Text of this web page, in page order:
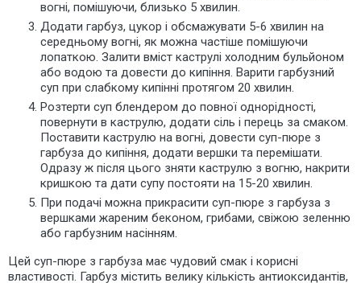
вогні, помішуючи, близько 5 хвилин.
Додати гарбуз, цукор і обсмажувати 5-6 хвилин на
середньому вогні, як можна частіше помішуючи
лопаткою. Залити вміст каструлі холодним бульйоном
або водою та довести до кипіння. Варити гарбузний
суп при слабкому кипінні протягом 20 хвилин.
Розтерти суп блендером до повної однорідності,
повернути в каструлю, додати сіль і перець за смаком.
Поставити каструлю на вогні, довести суп-пюре з
гарбуза до кипіння, додати вершки та перемішати.
Одразу ж після цього зняти каструлю з вогню, накрити
кришкою та дати супу постояти на 15-20 хвилин.
При подачі можна прикрасити суп-пюре з гарбуза з
вершками жареним беконом, грибами, свіжою зеленню
або гарбузним насінням.
Цей суп-пюре з гарбуза має чудовий смак і корисні
властивості. Гарбуз містить велику кількість антиоксидантів,